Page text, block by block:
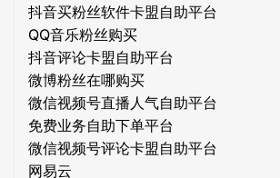
抖音买粉丝软件卡盟自助平台
QQ音乐粉丝购买
抖音评论卡盟自助平台
微博粉丝在哪购买
微信视频号直播人气自助平台
免费业务自助下单平台
微信视频号评论卡盟自助平台
网易云